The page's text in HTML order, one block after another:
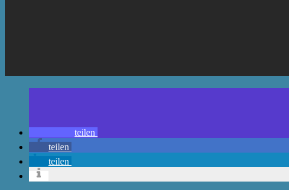
teilen
teilen
teilen